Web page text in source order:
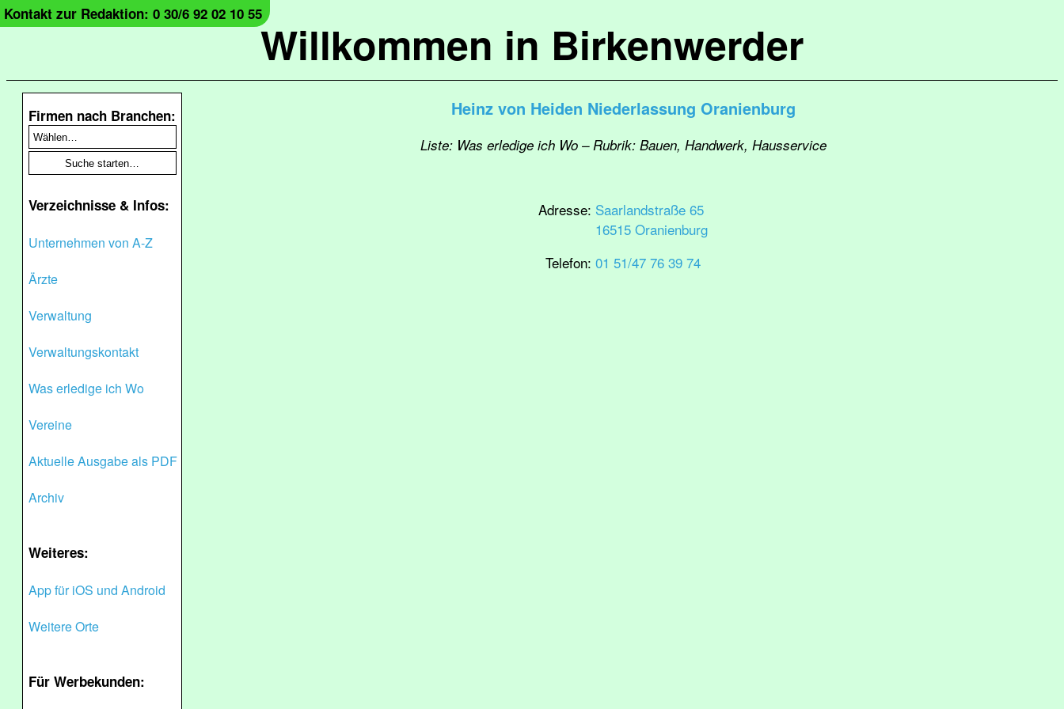
Willkommen in Birkenwerder
Kontakt zur Redaktion: 0 30/6 92 02 10 55
Firmen nach Branchen:
Verzeichnisse & Infos:
Unternehmen von A-Z
Ärzte
Verwaltung
Verwaltungskontakt
Was erledige ich Wo
Vereine
Aktuelle Ausgabe als PDF
Archiv
Weiteres:
App für iOS und Android
Weitere Orte
Für Werbekunden:
Heinz von Heiden Niederlassung Oranienburg
Liste: Was erledige ich Wo – Rubrik: Bauen, Handwerk, Hausservice
Adresse: Saarlandstraße 65
16515 Oranienburg
Telefon: 01 51/47 76 39 74